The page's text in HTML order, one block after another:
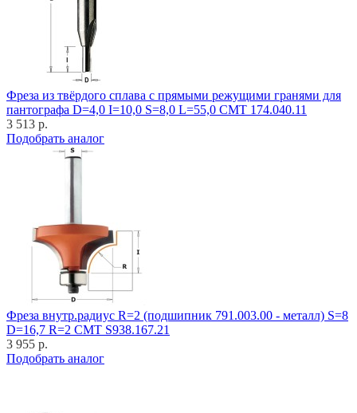
Фреза из твёрдого сплава с прямыми режущими гранями для
пантографа D=4,0 I=10,0 S=8,0 L=55,0 CMT 174.040.11
3 513 р.
Подобрать аналог
Фреза внутр.радиус R=2 (подшипник 791.003.00 - металл) S=8
D=16,7 R=2 CMT S938.167.21
3 955 р.
Подобрать аналог